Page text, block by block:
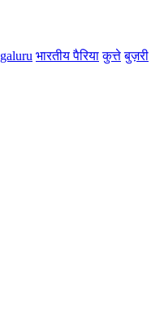
भारतीय पैरिया कुत्ते बुज़री